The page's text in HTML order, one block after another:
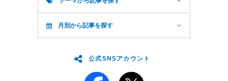
月別から記事を探す
公式SNSアカウント